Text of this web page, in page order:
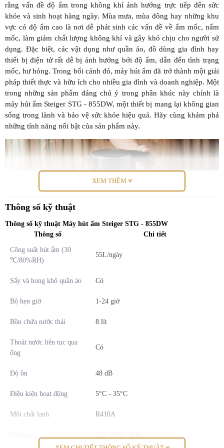
rằng vấn đề độ ẩm trong không khí ảnh hưởng trực tiếp đến sức
khỏe và sinh hoạt hàng ngày. Mùa mưa, mùa đông hay những khu
vực có độ ẩm cao là nơi dễ phát sinh các vấn đề về ẩm mốc, nấm
mốc, làm giảm chất lượng không khí và gây khó chịu cho người sử
dụng. Đặc biệt, các vật dụng như quần áo, đồ dùng gia đình hay
thiết bị điện tử rất dễ bị ảnh hưởng bởi độ ẩm, dẫn đến tình trạng
mốc, hư hỏng. Trong bối cảnh đó, máy hút ẩm đã trở thành một giải
pháp thiết thực và hữu ích cho nhiều gia đình và doanh nghiệp. Một
trong những sản phẩm đáng chú ý trong phân khúc này chính là
máy hút ẩm Steiger STG - 855DW, một thiết bị mang lại không gian
sống trong lành và bảo vệ sức khỏe hiệu quả. Hãy cùng khám phá
những tính năng nổi bật của sản phẩm này.
XEM THÊM
Thông số kỹ thuật
Thông số kỹ thuật Máy hút ẩm Steiger STG - 855DW
Thông số
Chi tiết
Công suất hút ẩm (30
℃/80%RH)
55L/ngày
Sấy và hong khô quần áo Có
Bộ hẹn giờ 1-24 giờ
Bồn chứa nước thải 8 lít
Thoát nước liên tục qua
ống
Có
Độ ồn 48 dB
Điều kiện hoạt động 5°C - 35°C
Môi chất lạnh R410A